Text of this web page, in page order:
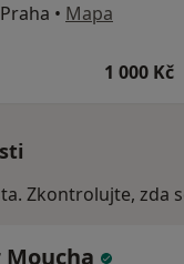
• Mapa
1 000 Kč
Zkontrolujte, zda